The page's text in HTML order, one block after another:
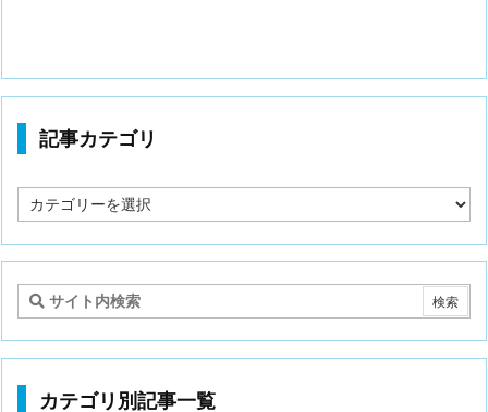
記事カテゴリ
事
テ
リ
カテゴリ別記事一覧